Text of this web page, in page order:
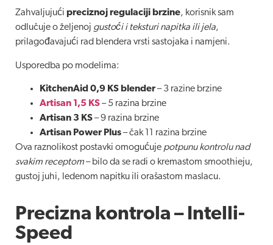
Zahvaljujući preciznoj regulaciji brzine, korisnik sam
odlučuje o željenoj gustoći i teksturi napitka ili jela,
prilagođavajući rad blendera vrsti sastojaka i namjeni.
Usporedba po modelima:
KitchenAid 0,9 KS blender– 3 razine brzine
Artisan 1,5 KS– 5 razina brzine
Artisan 3 KS– 9 razina brzine
Artisan Power Plus– čak 11 razina brzine
Ova raznolikost postavki omogućuje potpunu kontrolu nad
svakim receptom– bilo da se radi o kremastom smoothieju,
gustoj juhi, ledenom napitku ili orašastom maslacu.
Precizna kontrola – Intelli-
Speed